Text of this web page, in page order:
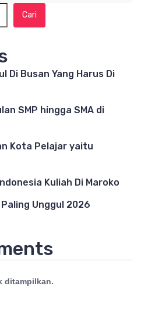
Cari
Di Busan Yang Harus Di
SMP hingga SMA di
Kota Pelajar yaitu
Kuliah Di Maroko
Unggul 2026
ditampilkan.